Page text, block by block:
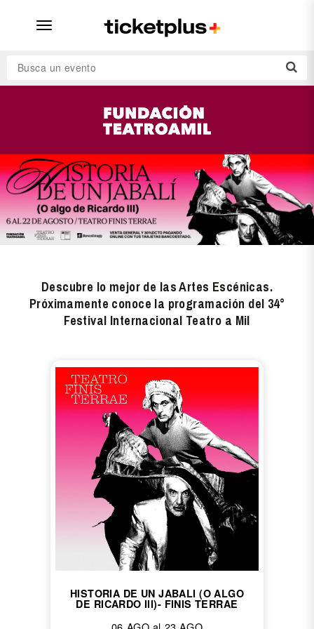
desplegar
Busca un evento
Descubre lo mejor de las Artes Escénicas.
Próximamente conoce la programación del 34°
Festival Internacional Teatro a Mil
HISTORIA DE UN JABALI (O ALGO
DE RICARDO III)- FINIS TERRAE